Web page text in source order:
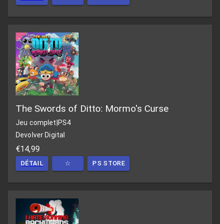
The Swords of Ditto: Mormo's Curse
Jeu complet PS4
Devolver Digital
€14,99
DÉTAIL ☆ PS STORE